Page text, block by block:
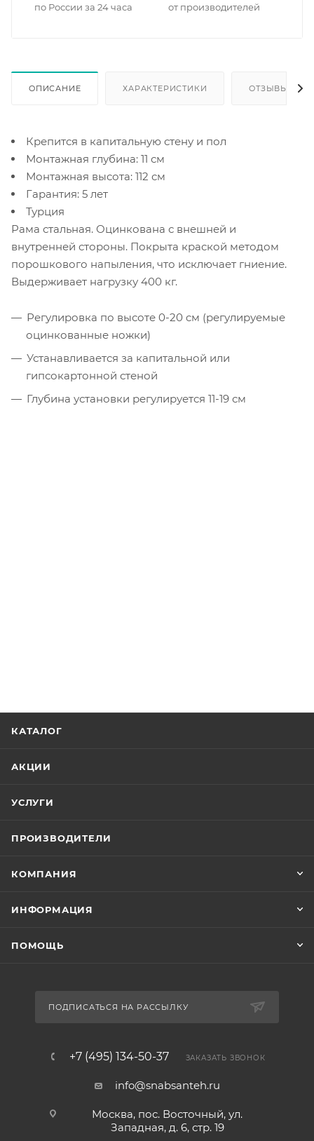
по России за 24 часа
от производителей
ОПИСАНИЕ ХАРАКТЕРИСТИКИ ОТЗЫВЫ
Крепится в капитальную стену и пол
Монтажная глубина: 11 см
Монтажная высота: 112 см
Гарантия: 5 лет
Турция
Рама стальная. Оцинкована с внешней и
внутренней стороны. Покрыта краской методом
порошкового напыления, что исключает гниение.
Выдерживает нагрузку 400 кг.
Регулировка по высоте 0-20 cм (регулируемые
оцинкованные ножки)
Устанавливается за капитальной или
гипсокартонной стеной
Глубина установки регулируется 11-19 см
КАТАЛОГ
АКЦИИ
УСЛУГИ
ПРОИЗВОДИТЕЛИ
КОМПАНИЯ
ИНФОРМАЦИЯ
ПОМОЩЬ
ПОДПИСАТЬСЯ НА РАССЫЛКУ
+7 (495) 134-50-37 ЗАКАЗАТЬ ЗВОНОК
info@snabsanteh.ru
Москва, пос. Восточный, ул.
Западная, д. 6, стр. 19